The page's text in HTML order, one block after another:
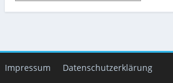
Impressum
Datenschutzerklärung